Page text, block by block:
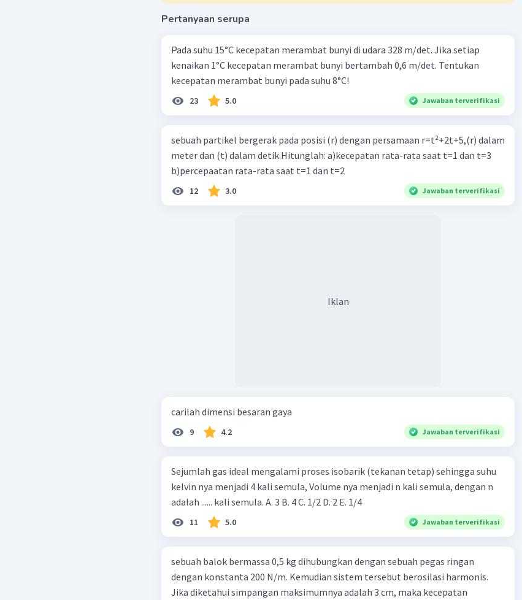
Pertanyaan serupa
Pada suhu 15°C kecepatan merambat bunyi di udara 328 m/det. Jika setiap
kenaikan 1°C kecepatan merambat bunyi bertambah 0,6 m/det. Tentukan
kecepatan merambat bunyi pada suhu 8°C!
23 5.0 Jawaban terverifikasi
sebuah partikel bergerak pada posisi (r) dengan persamaan r=t²+2t+5,(r) dalam
meter dan (t) dalam detik.Hitunglah: a)kecepatan rata-rata saat t=1 dan t=3
b)percepaatan rata-rata saat t=1 dan t=2
12 3.0 Jawaban terverifikasi
Iklan
carilah dimensi besaran gaya
9 4.2 Jawaban terverifikasi
Sejumlah gas ideal mengalami proses isobarik (tekanan tetap) sehingga suhu
kelvin nya menjadi 4 kali semula, Volume nya menjadi n kali semula, dengan n
adalah ...... kali semula. A. 3 B. 4 C. 1/2 D. 2 E. 1/4
11 5.0 Jawaban terverifikasi
sebuah balok bermassa 0,5 kg dihubungkan dengan sebuah pegas ringan
dengan konstanta 200 N/m. Kemudian sistem tersebut berosilasi harmonis.
Jika diketahui simpangan maksimumnya adalah 3 cm, maka kecepatan